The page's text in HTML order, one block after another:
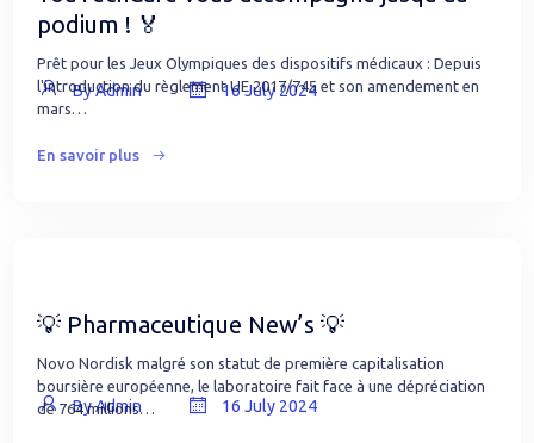
podium ! 🏅
16 July 2024
By Admin
Prêt pour les Jeux Olympiques des dispositifs médicaux : Depuis
l'introduction du règlement UE 2017/745 et son amendement en
mars…
En savoir plus
💡 Pharmaceutique New’s 💡
16 July 2024
By Admin
Novo Nordisk malgré son statut de première capitalisation
boursière européenne, le laboratoire fait face à une dépréciation
de 764 millions…